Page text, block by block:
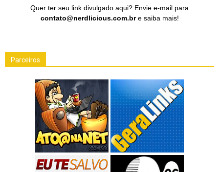
Quer ter seu link divulgado aqui? Envie e-mail para
contato@nerdlicious.com.bre saiba mais!
Parceiros